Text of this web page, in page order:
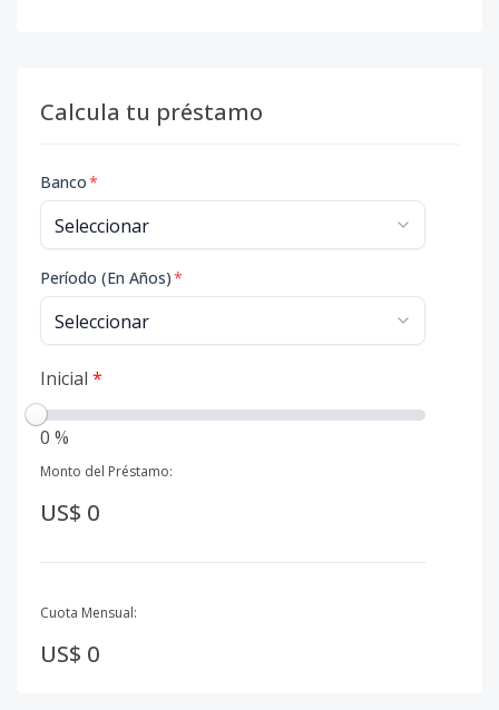
Calcula tu préstamo
Banco*
Período (En Años)*
Inicial *
0 %
Monto del Préstamo:
US$ 0
Cuota Mensual:
US$ 0